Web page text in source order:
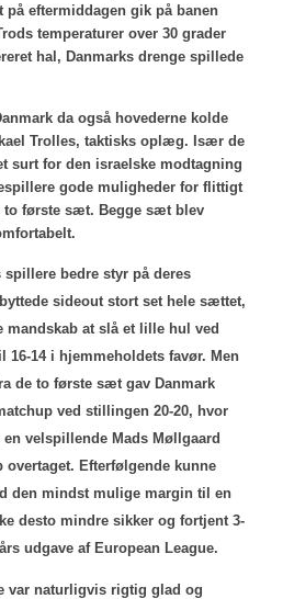
på eftermiddagen gik på banen
temperaturer over 30 grader
hal, Danmarks drenge spillede
da også hovederne kolde
Trolles, taktisks oplæg. Især de
surt for den israelske modtagning
gode muligheder for flittigt
to første sæt. Begge sæt blev
spillere bedre styr på deres
sideout stort set hele sættet,
mandskab at slå et lille hul ved
16-14 i hjemmeholdets favør. Men
de to første sæt gav Danmark
ved stillingen 20-20, hvor
en velspillende Mads Møllgaard
overtaget. Efterfølgende kunne
den mindst mulige margin til en
desto mindre sikker og fortjent 3-
udgave af European League.
var naturligvis rigtig glad og